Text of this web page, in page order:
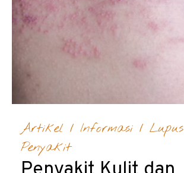
Artikel / Informasi / Lupus
Penyakit